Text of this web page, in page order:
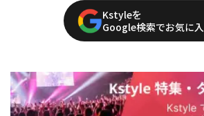
Kstyleを
Google検索でお気に